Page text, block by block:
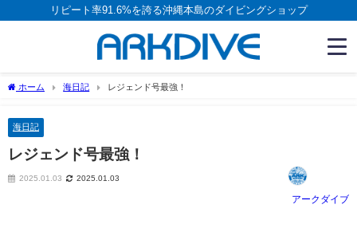
リピート率91.6%を誇る沖縄本島のダイビングショップ
ホーム 海日記 レジェンド号最強！
海日記
レジェンド号最強！
2025.01.03 2025.01.03
アークダイブ